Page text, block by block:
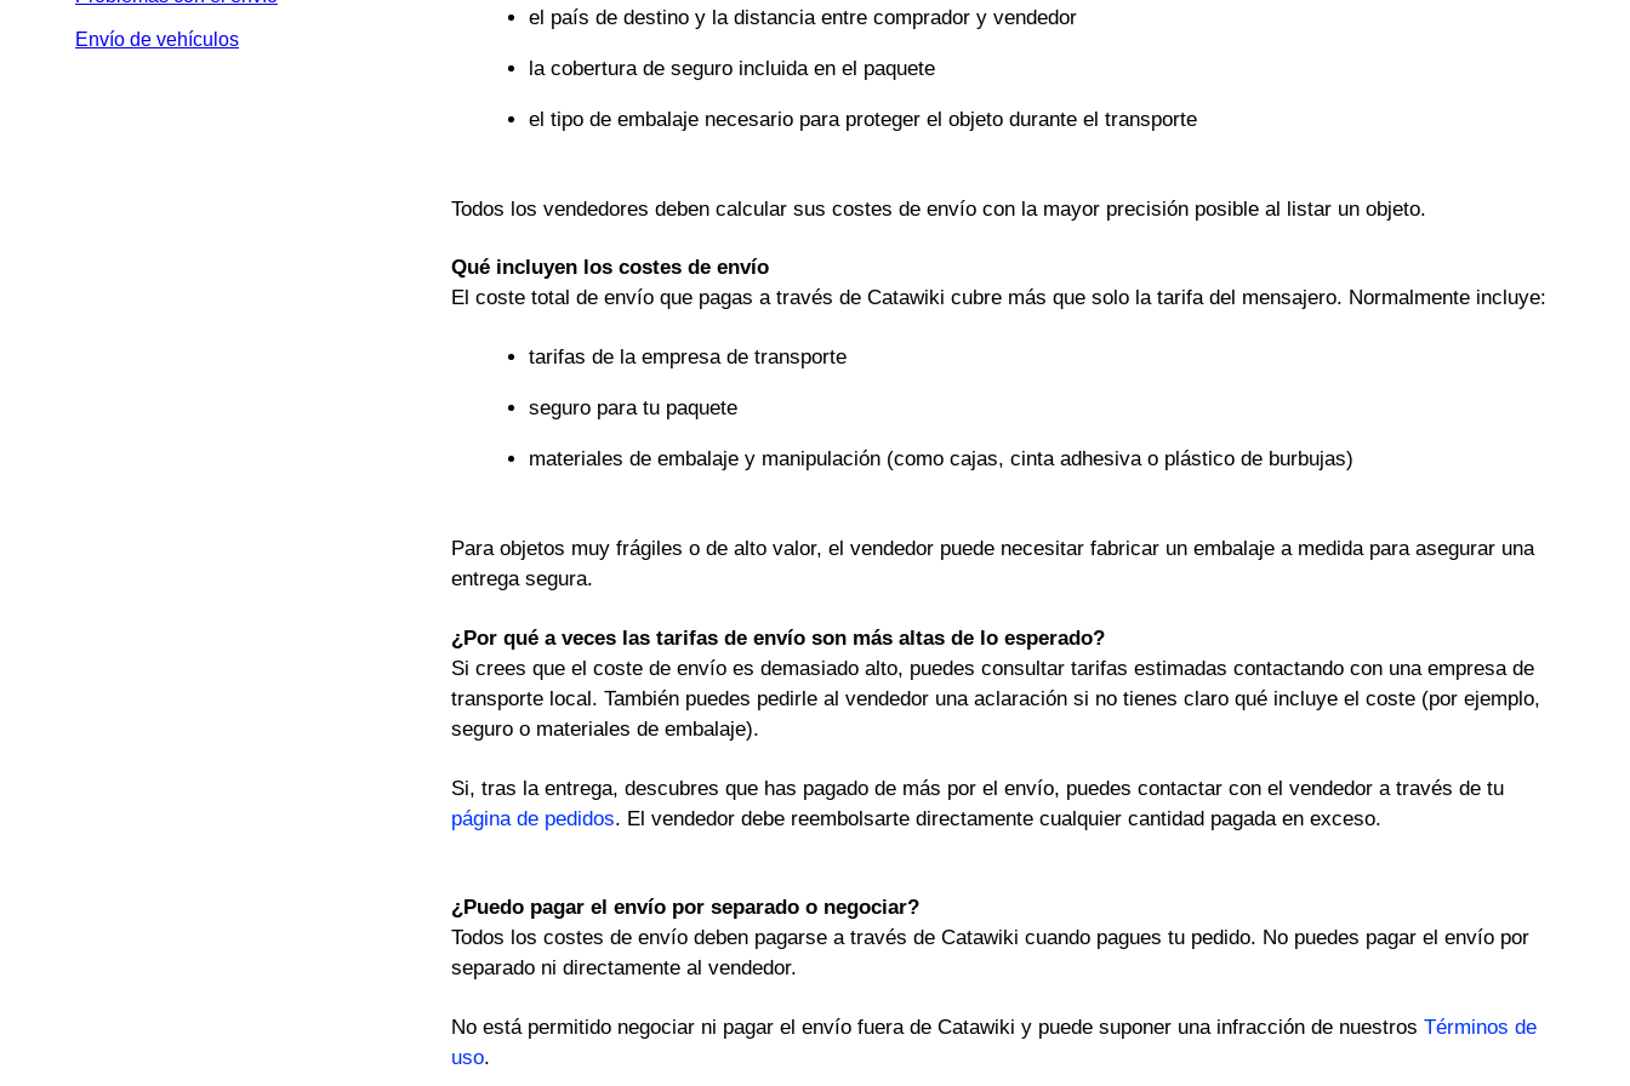
Envío de vehículos
el país de destino y la distancia entre comprador y vendedor
la cobertura de seguro incluida en el paquete
el tipo de embalaje necesario para proteger el objeto durante el transporte
Todos los vendedores deben calcular sus costes de envío con la mayor precisión posible al listar un objeto.
Qué incluyen los costes de envío
El coste total de envío que pagas a través de Catawiki cubre más que solo la tarifa del mensajero. Normalmente incluye:
tarifas de la empresa de transporte
seguro para tu paquete
materiales de embalaje y manipulación (como cajas, cinta adhesiva o plástico de burbujas)
Para objetos muy frágiles o de alto valor, el vendedor puede necesitar fabricar un embalaje a medida para asegurar una
entrega segura.
¿Por qué a veces las tarifas de envío son más altas de lo esperado?
Si crees que el coste de envío es demasiado alto, puedes consultar tarifas estimadas contactando con una empresa de
transporte local. También puedes pedirle al vendedor una aclaración si no tienes claro qué incluye el coste (por ejemplo,
seguro o materiales de embalaje).
Si, tras la entrega, descubres que has pagado de más por el envío, puedes contactar con el vendedor a través de tu
página de pedidos. El vendedor debe reembolsarte directamente cualquier cantidad pagada en exceso.
¿Puedo pagar el envío por separado o negociar?
Todos los costes de envío deben pagarse a través de Catawiki cuando pagues tu pedido. No puedes pagar el envío por
separado ni directamente al vendedor.
No está permitido negociar ni pagar el envío fuera de Catawiki y puede suponer una infracción de nuestros Términos de
uso.